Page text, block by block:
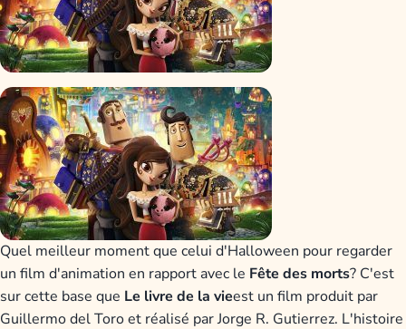
Quel meilleur moment que celui d'Halloween pour regarder
un film d'animation en rapport avec le Fête des morts? C'est
sur cette base que Le livre de la vieest un film produit par
Guillermo del Toro et réalisé par Jorge R. Gutierrez. L'histoire